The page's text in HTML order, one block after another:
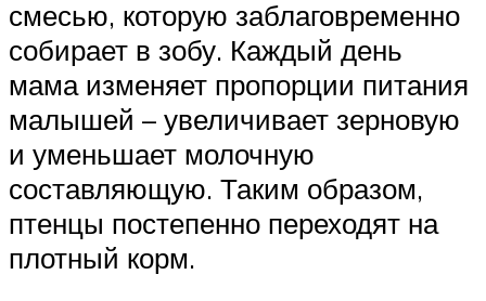
смесью, которую заблаговременно
собирает в зобу. Каждый день
мама изменяет пропорции питания
малышей – увеличивает зерновую
и уменьшает молочную
составляющую. Таким образом,
птенцы постепенно переходят на
плотный корм.